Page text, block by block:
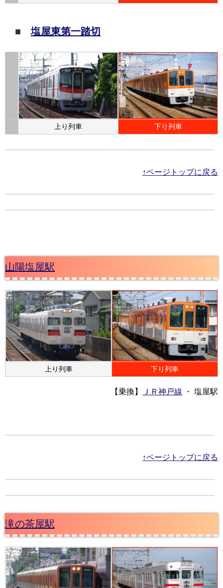
■塩屋東第一踏切
上り列車 下り列車
↑ページトップに戻る
山陽塩屋駅
上り列車 下り列車
【乗換】 ＪＲ神戸線 ・ 塩屋駅
↑ページトップに戻る
滝の茶屋駅